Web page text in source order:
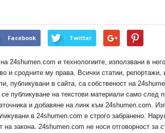
Facebook Twitter
24shumen.com и технологиите, използвани в
и сродните му права. Всички статии,
публикувани в сайта, са собственост на
публикуване на текстови материали само след
и добавяне на линк към 24shumen.com.
в 24shumen.com е строго забранено.
на закона. 24shumen.com не носи отговорност за